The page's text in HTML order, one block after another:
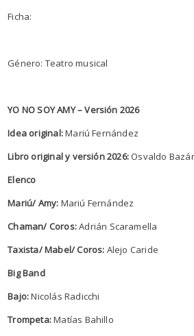
Ficha:
Género: Teatro musical
YO NO SOY AMY – Versión 2026
Idea original:Mariú Fernández
Libro original y versión 2026: Osvaldo
Elenco
Mariú/ Amy: Mariú Fernández
Chaman/ Coros:Adrián Scaramella
Taxista/ Mabel/ Coros: Alejo Caride
Big Band
Bajo:Nicolás Radicchi
Trompeta:Matías Bahillo